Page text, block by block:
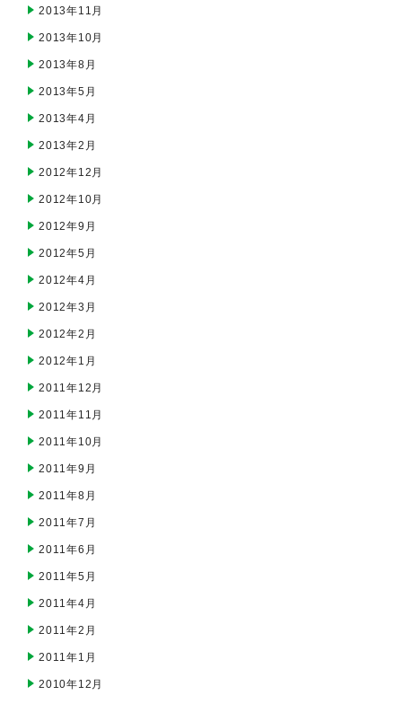
2013年11月
2013年10月
2013年8月
2013年5月
2013年4月
2013年2月
2012年12月
2012年10月
2012年9月
2012年5月
2012年4月
2012年3月
2012年2月
2012年1月
2011年12月
2011年11月
2011年10月
2011年9月
2011年8月
2011年7月
2011年6月
2011年5月
2011年4月
2011年2月
2011年1月
2010年12月